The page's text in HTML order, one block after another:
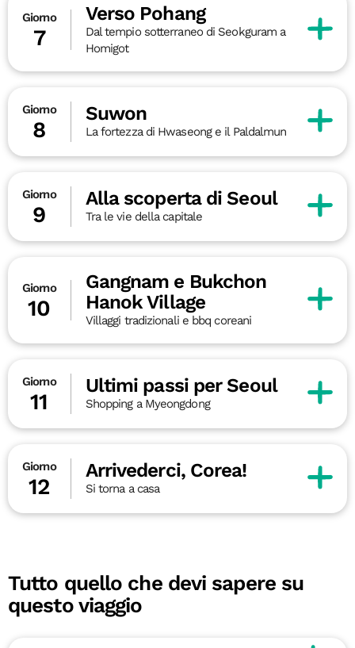
Giorno
7
Verso Pohang
Dal tempio sotterraneo di Seokguram a
Homigot
Giorno
8
Suwon
La fortezza di Hwaseong e il Paldalmun
Giorno
9
Alla scoperta di Seoul
Tra le vie della capitale
Giorno
10
Gangnam e Bukchon
Hanok Village
Villaggi tradizionali e bbq coreani
Giorno
11
Ultimi passi per Seoul
Shopping a Myeongdong
Giorno
12
Arrivederci, Corea!
Si torna a casa
Tutto quello che devi sapere su
questo viaggio